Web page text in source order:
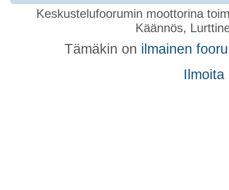
Keskustelufoorumin moottorina
Käännös,
Tämäkin on ilmainen